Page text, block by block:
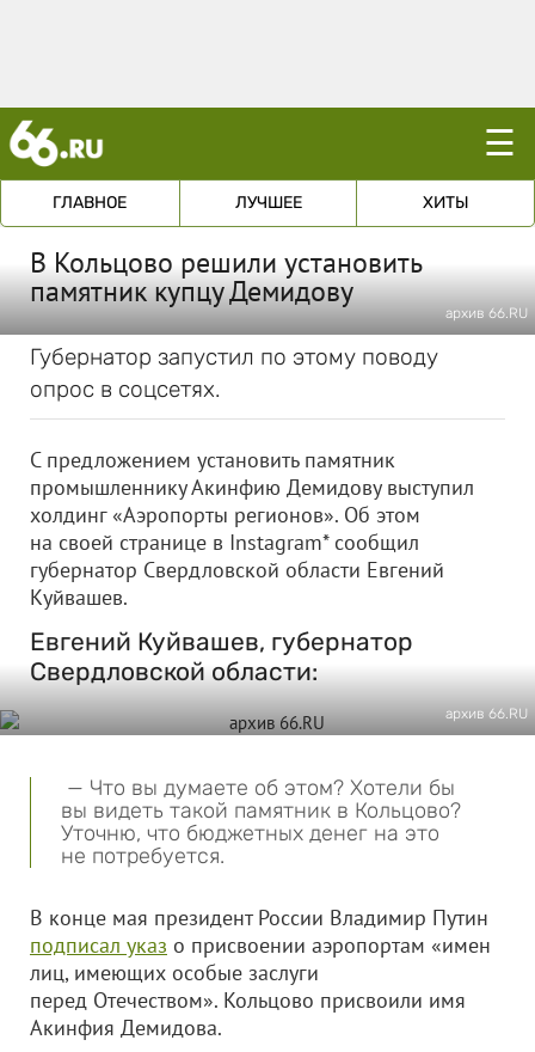
☰
ГЛАВНОЕ ЛУЧШЕЕ ХИТЫ
В Кольцово решили установить
памятник купцу Демидову
архив 66.RU
Губернатор запустил по этому поводу
опрос в соцсетях.
С предложением установить памятник
промышленнику Акинфию Демидову выступил
холдинг «Аэропорты регионов». Об этом
на своей странице в Instagram* сообщил
губернатор Свердловской области Евгений
Куйвашев.
Евгений Куйвашев, губернатор
Свердловской области:
архив 66.RU
— Что вы думаете об этом? Хотели бы
вы видеть такой памятник в Кольцово?
Уточню, что бюджетных денег на это
не потребуется.
В конце мая президент России Владимир Путин
подписал указ о присвоении аэропортам «имен
лиц, имеющих особые заслуги
перед Отечеством». Кольцово присвоили имя
Акинфия Демидова.